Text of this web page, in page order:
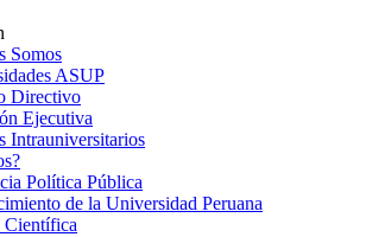
Somos
ASUP
Directivo
Ejecutiva
Intrauniversitarios
Política Pública
de la Universidad Peruana
Científica